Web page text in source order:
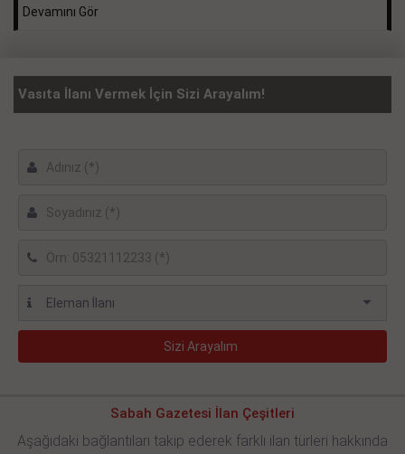
Devamını Gör
Vasıta İlanı Vermek İçin Sizi Arayalım!
Sabah Gazetesi İlan Çeşitleri
Aşağıdaki bağlantıları takip ederek farklı ilan türleri hakkında